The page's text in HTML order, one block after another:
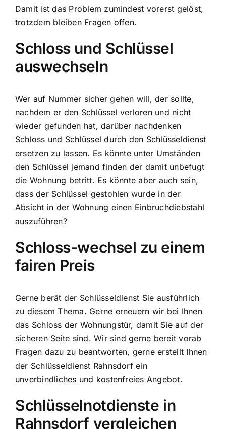
Damit ist das Problem zumindest vorerst gelöst,
trotzdem bleiben Fragen offen.
Schloss und Schlüssel
auswechseln
Wer auf Nummer sicher gehen will, der sollte,
nachdem er den Schlüssel verloren und nicht
wieder gefunden hat, darüber nachdenken
Schloss und Schlüssel durch den Schlüsseldienst
ersetzen zu lassen. Es könnte unter Umständen
den Schlüssel jemand finden der damit unbefugt
die Wohnung betritt. Es könnte aber auch sein,
dass der Schlüssel gestohlen wurde in der
Absicht in der Wohnung einen Einbruchdiebstahl
auszuführen?
Schloss-wechsel zu einem
fairen Preis
Gerne berät der Schlüsseldienst Sie ausführlich
zu diesem Thema. Gerne erneuern wir bei Ihnen
das Schloss der Wohnungstür, damit Sie auf der
sicheren Seite sind. Wir sind gerne bereit vorab
Fragen dazu zu beantworten, gerne erstellt Ihnen
der Schlüsseldienst Rahnsdorf ein
unverbindliches und kostenfreies Angebot.
Schlüsselnotdienste in
Rahnsdorf vergleichen